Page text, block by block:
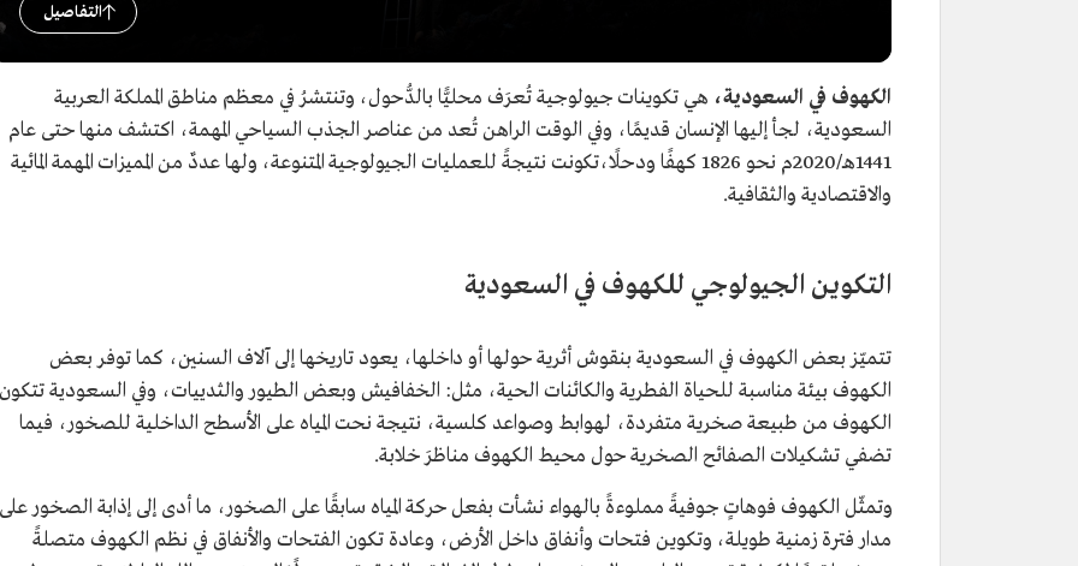
التفاصيل
الكهوف في السعودية، هي تكوينات جيولوجية تُعرَف محليًّا بالدُّحول، وتنتشرُ في معظم مناطق المملكة العربية
السعودية، لجأ إليها الإنسان قديمًا، وفي الوقت الراهن تُعد من عناصر الجذب السياحي المهمة، اكتشف منها حتى عام
1441هـ/2020م نحو 1826 كهفًا ودحلًا،تكونت نتيجةً للعمليات الجيولوجية المتنوعة، ولها عددٌ من المميزات المهمة المائية
والاقتصادية والثقافية.
التكوين الجيولوجي للكهوف في السعودية
تتميّز بعض الكهوف في السعودية بنقوش أثرية حولها أو داخلها، يعود تاريخها إلى آلاف السنين، كما توفر بعض
الكهوف بيئة مناسبة للحياة الفطرية والكائنات الحية، مثل: الخفافيش وبعض الطيور والثدييات، وفي السعودية تتكون
الكهوف من طبيعة صخرية متفردة، لهوابط وصواعد كلسية، نتيجة نحت المياه على الأسطح الداخلية للصخور، فيما
تضفي تشكيلات الصفائح الصخرية حول محيط الكهوف مناظرَ خلابة.
وتمثّل الكهوف فوهاتٍ جوفيةً مملوءةً بالهواء نشأت بفعل حركة المياه سابقًا على الصخور، ما أدى إلى إذابة الصخور على
مدار فترة زمنية طويلة، وتكوين فتحات وأنفاق داخل الأرض، وعادة تكون الفتحات والأنفاق في نظم الكهوف متصلةً